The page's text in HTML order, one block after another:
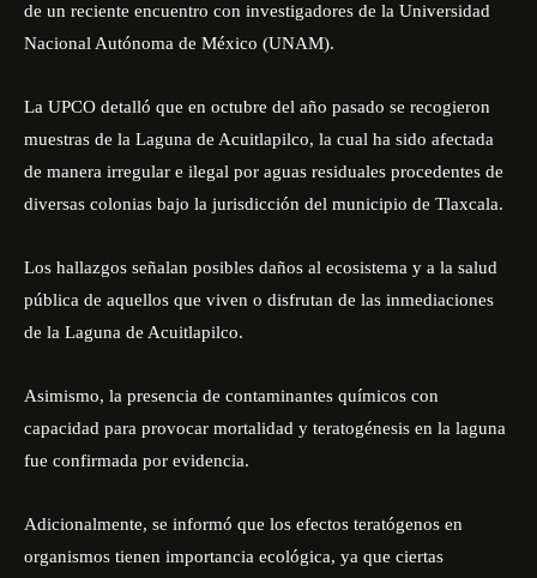
de un reciente encuentro con investigadores de la Universidad
Nacional Autónoma de México (UNAM).
La UPCO detalló que en octubre del año pasado se recogieron
muestras de la Laguna de Acuitlapilco, la cual ha sido afectada
de manera irregular e ilegal por aguas residuales procedentes de
diversas colonias bajo la jurisdicción del municipio de Tlaxcala.
Los hallazgos señalan posibles daños al ecosistema y a la salud
pública de aquellos que viven o disfrutan de las inmediaciones
de la Laguna de Acuitlapilco.
Asimismo, la presencia de contaminantes químicos con
capacidad para provocar mortalidad y teratogénesis en la laguna
fue confirmada por evidencia.
Adicionalmente, se informó que los efectos teratógenos en
organismos tienen importancia ecológica, ya que ciertas